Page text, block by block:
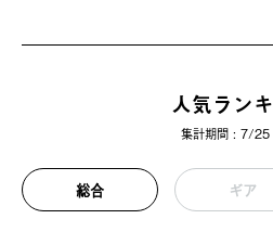
人気ラン
集計期間 : 7/
総合 ギア